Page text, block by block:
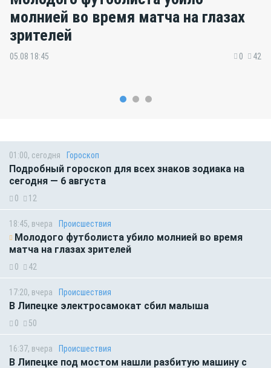
молнией во время матча на глазах
зрителей
05.08 18:45 0 42
01:00, сегодня Гороскоп
Подробный гороскоп для всех знаков зодиака на
сегодня — 6 августа
0 12
18:45, вчера Происшествия
Молодого футболиста убило молнией во время
матча на глазах зрителей
0 42
17:20, вчера Происшествия
В Липецке электросамокат сбил малыша
0 50
16:37, вчера Происшествия
В Липецке под мостом нашли разбитую машину с